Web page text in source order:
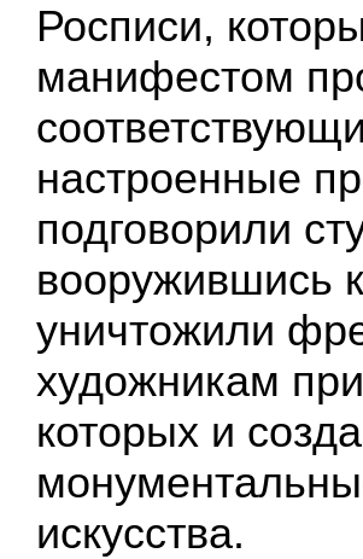
Росписи,
манифестом
настроенные
подговорили
вооружившись
уничтожили
художникам
которых и
искусства.